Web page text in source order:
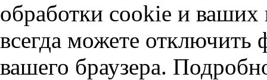
обработки cookie и
всегда можете отключить
вашего браузера.